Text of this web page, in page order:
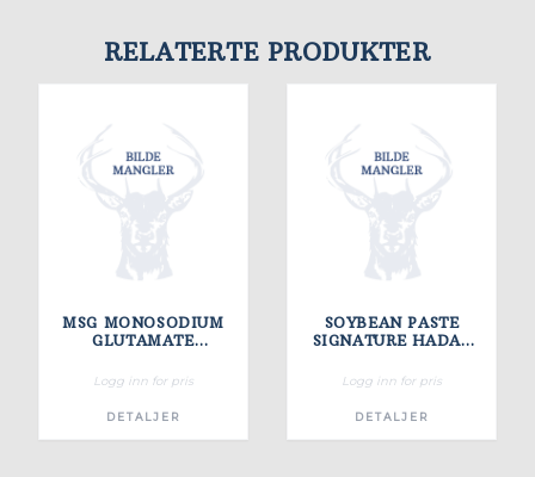
RELATERTE PRODUKTER
MSG MONOSODIUM
GLUTAMATE
Logg inn for pris
DETALJER
SOYBEAN PASTE
SIGNATURE HADAY
Logg inn for pris
DETALJER